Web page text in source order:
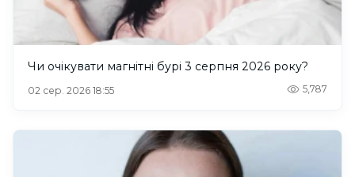
Чи очікувати магнітні бурі 3 серпня 2026 року?
02 сер. 2026 18:55 5,787